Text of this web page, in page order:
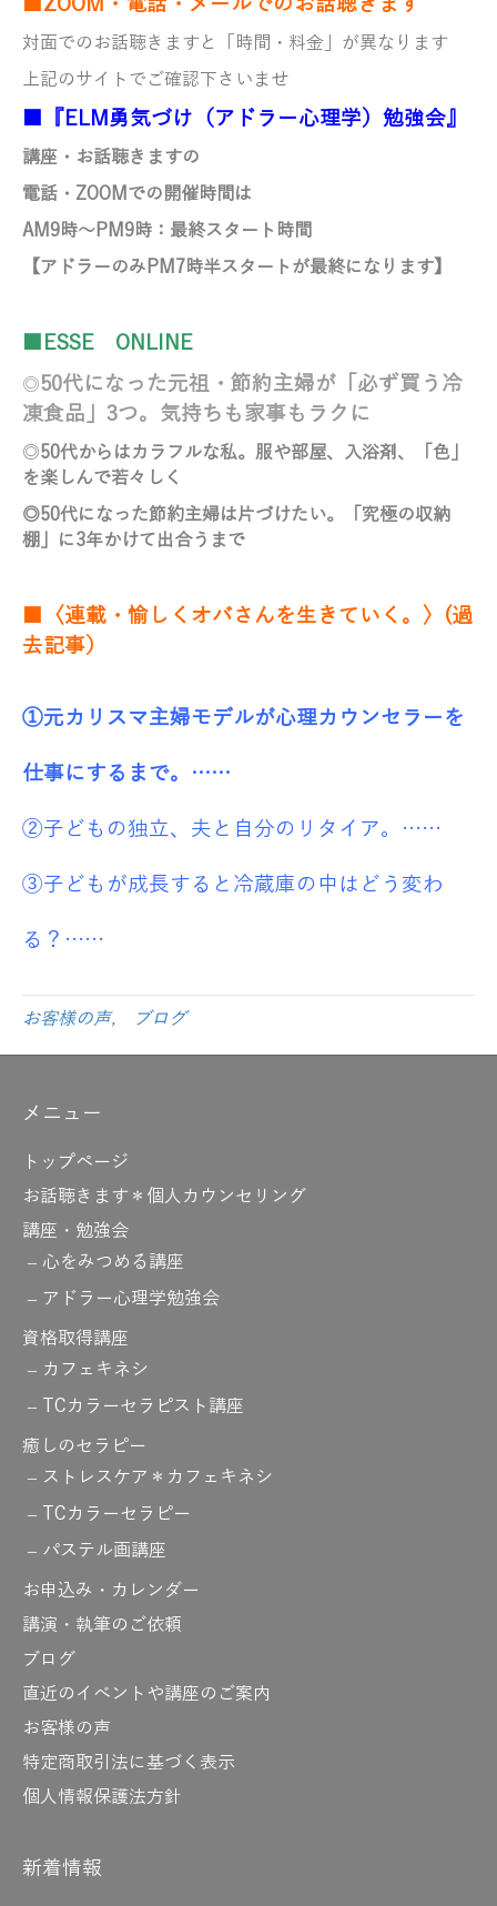
■ZOOM・電話・メールでのお話聴きます
対面でのお話聴きますと「時間・料金」が異なります
上記のサイトでご確認下さいませ
■『ELM勇気づけ（アドラー心理学）勉強会』
講座・お話聴きますの
電話・ZOOMでの開催時間は
AM9時～PM9時 ：最終スタート時間
【アドラーのみ PM7時半スタートが最終になります】
■ESSE ONLINE
◎50代になった元祖・節約主婦が「必ず買う冷
凍食品」3つ。気持ちも家事もラクに
◎50代からはカラフルな私。服や部屋、入浴剤、「色」
を楽しんで若々しく
◎50代になった節約主婦は片づけたい。「究極の収納
棚」に3年かけて出合うまで
■〈連載・愉しくオバさんを生きていく。〉(過
去記事）
①元カリスマ主婦モデルが心理カウンセラーを
仕事にするまで。……
②子どもの独立、夫と自分のリタイア。……
③子どもが成長すると冷蔵庫の中はどう変わ
る？……
お客様の声, ブログ
メニュー
トップページ
お話聴きます＊個人カウンセリング
講座・勉強会
心をみつめる講座
アドラー心理学勉強会
資格取得講座
カフェキネシ
TCカラーセラピスト講座
癒しのセラピー
ストレスケア＊カフェキネシ
TCカラーセラピー
パステル画講座
お申込み・カレンダー
講演・執筆のご依頼
ブログ
直近のイベントや講座のご案内
お客様の声
特定商取引法に基づく表示
個人情報保護法方針
新着情報